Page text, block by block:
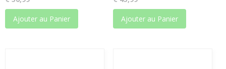
Ajouter au Panier Ajouter au Panier